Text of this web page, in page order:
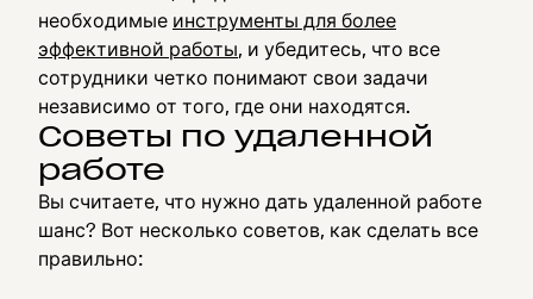
необходимые инструменты для более
эффективной работы, и убедитесь, что все
сотрудники четко понимают свои задачи
независимо от того, где они находятся.
Советы по удаленной
работе
Вы считаете, что нужно дать удаленной работе
шанс? Вот несколько советов, как сделать все
правильно: